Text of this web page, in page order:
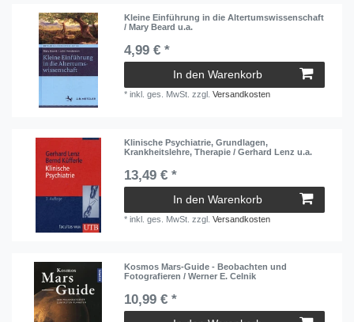
Kleine Einführung in die Altertumswissenschaft
/ Mary Beard u.a.
4,99 € *
In den Warenkorb
*inkl. ges. MwSt. zzgl.Versandkosten
Klinische Psychiatrie, Grundlagen,
Krankheitslehre, Therapie / Gerhard Lenz u.a.
13,49 € *
In den Warenkorb
*inkl. ges. MwSt. zzgl.Versandkosten
Kosmos Mars-Guide - Beobachten und
Fotografieren / Werner E. Celnik
10,99 € *